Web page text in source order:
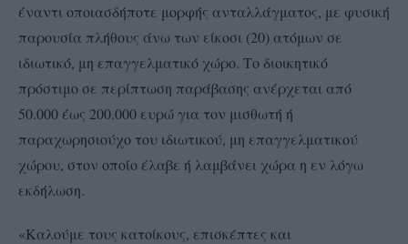
έναντι οποιασδήποτε μορφής ανταλλάγματος, με φυσική
παρουσία πλήθους άνω των είκοσι (20) ατόμων σε
ιδιωτικό, μη επαγγελματικό χώρο. Το διοικητικό
πρόστιμο σε περίπτωση παράβασης ανέρχεται από
50.000 έως 200.000 ευρώ για τον μισθωτή ή
παραχωρησιούχο του ιδιωτικού, μη επαγγελματικού
χώρου, στον οποίο έλαβε ή λαμβάνει χώρα η εν λόγω
εκδήλωση.
«Καλούμε τους κατοίκους, επισκέπτες και